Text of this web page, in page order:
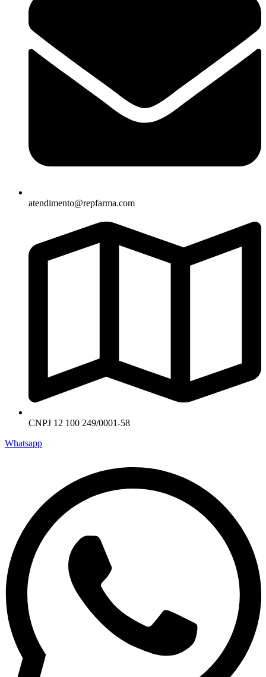
atendimento@repfarma.com
CNPJ 12 100 249/0001-58
Whatsapp